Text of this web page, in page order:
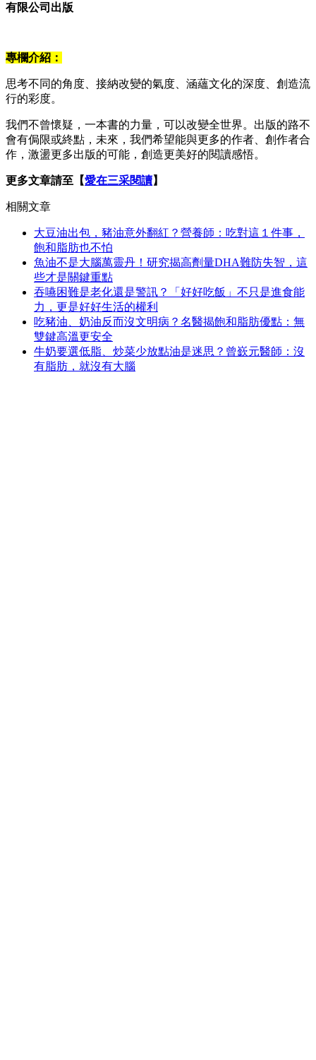
有限公司出版
專欄介紹：
思考不同的角度、接納改變的氣度、涵蘊文化的深度、創造流
行的彩度。
我們不曾懷疑，一本書的力量，可以改變全世界。出版的路不
會有侷限或終點，未來，我們希望能與更多的作者、創作者合
作，激盪更多出版的可能，創造更美好的閱讀感悟。
更多文章請至【愛在三采閱讀】
相關文章
大豆油出包，豬油意外翻紅？營養師：吃對這１件事，
飽和脂肪也不怕
魚油不是大腦萬靈丹！研究揭高劑量DHA難防失智，這
些才是關鍵重點
吞嚥困難是老化還是警訊？「好好吃飯」不只是進食能
力，更是好好生活的權利
吃豬油、奶油反而沒文明病？名醫揭飽和脂肪優點：無
雙鍵高溫更安全
牛奶要選低脂、炒菜少放點油是迷思？曾嶔元醫師：沒
有脂肪，就沒有大腦